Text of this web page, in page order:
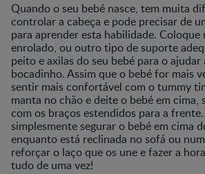
Quando o seu bebé nasce, tem muita
controlar a cabeça e pode precisar de
para aprender esta habilidade.
enrolado, ou outro tipo de suporte
peito e axilas do seu bebé para o
bocadinho. Assim que o bebé for mais
sentir mais confortável com o tummy
manta no chão e deite o bebé em cima,
com os braços estendidos para a
simplesmente segurar o bebé em cima
enquanto está reclinada no sofá ou
reforçar o laço que os une e fazer a
tudo de uma vez!